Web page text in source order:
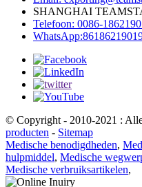
SHANGHAI
Telefoon: 0086-
© Copyright - 2010-2021 :
producten - Sitemap
Medische benodigdheden,
hulpmiddel, Medische
Medische verbruiksartikelen,